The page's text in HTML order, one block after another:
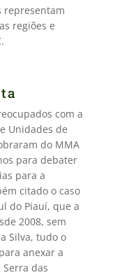
representam
regiões e
com a
Unidades de
do MMA
para debater
para a
citado o caso
do Piauí, que a
2008, sem
Silva, tudo o
anexar a
das